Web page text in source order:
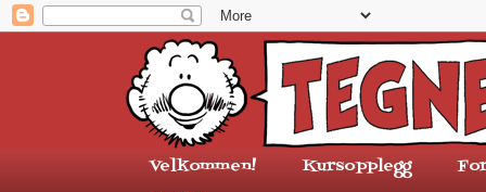
Velkommen! Kursopplegg